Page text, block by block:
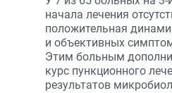
начала лечения
положительная
и объективных
Этим больным
курс пункционного
результатов